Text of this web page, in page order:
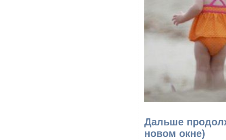
Дальше
новом окне)